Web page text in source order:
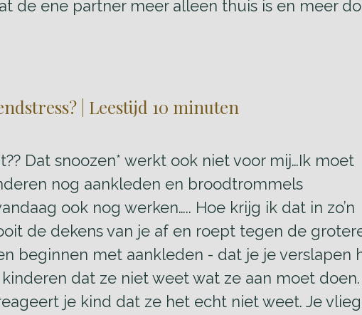
de ene partner meer alleen thuis is en meer
| Leestijd 10 minuten
Dat snoozen* werkt ook niet voor mij…Ik moet
nog aankleden en broodtrommels
ook nog werken….. Hoe krijg ik dat in zo’n
de dekens van je af en roept tegen de
beginnen met aankleden - dat je je verslapen
dat ze niet weet wat ze aan moet
je kind dat ze het echt niet weet. Je